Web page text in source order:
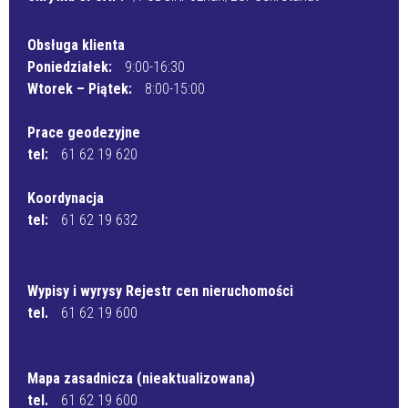
Obsługa klienta
Poniedziałek:
9:00-16:30
Wtorek – Piątek:
8:00-15:00
Prace geodezyjne
tel:
61 62 19 620
Koordynacja
tel:
61 62 19 632
Wypisy i wyrysy Rejestr cen nieruchomości
tel.
61 62 19 600
Mapa zasadnicza (nieaktualizowana)
tel.
61 62 19 600